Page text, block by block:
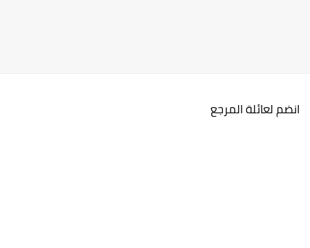
انضم لعائلة المرجع